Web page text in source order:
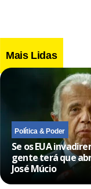
Mais Lidas
Política & Poder
Se os EUA
gente terá que
José Múcio